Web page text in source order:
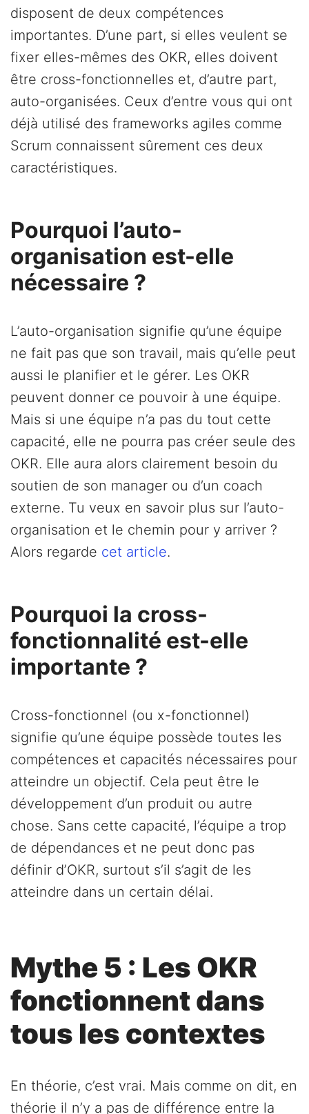
disposent de deux compétences
importantes. D’une part, si elles veulent se
fixer elles-mêmes des OKR, elles doivent
être cross-fonctionnelles et, d’autre part,
auto-organisées. Ceux d’entre vous qui ont
déjà utilisé des frameworks agiles comme
Scrum connaissent sûrement ces deux
caractéristiques.
Pourquoi l’auto-
organisation est-elle
nécessaire ?
L’auto-organisation signifie qu’une équipe
ne fait pas que son travail, mais qu’elle peut
aussi le planifier et le gérer. Les OKR
peuvent donner ce pouvoir à une équipe.
Mais si une équipe n’a pas du tout cette
capacité, elle ne pourra pas créer seule des
OKR. Elle aura alors clairement besoin du
soutien de son manager ou d’un coach
externe. Tu veux en savoir plus sur l’auto-
organisation et le chemin pour y arriver ?
Alors regarde cet article.
Pourquoi la cross-
fonctionnalité est-elle
importante ?
Cross-fonctionnel (ou x-fonctionnel)
signifie qu’une équipe possède toutes les
compétences et capacités nécessaires pour
atteindre un objectif. Cela peut être le
développement d’un produit ou autre
chose. Sans cette capacité, l’équipe a trop
de dépendances et ne peut donc pas
définir d’OKR, surtout s’il s’agit de les
atteindre dans un certain délai.
Mythe 5 : Les OKR
fonctionnent dans
tous les contextes
En théorie, c’est vrai. Mais comme on dit, en
théorie il n’y a pas de différence entre la